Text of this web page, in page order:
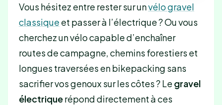
Vous hésitez entre rester sur unvélo gravel
classique et passer à l’électrique ? Ou vous
cherchez un vélo capable d’enchaîner
routes de campagne, chemins forestiers et
longues traversées en bikepacking sans
sacrifier vos genoux sur les côtes ? Le gravel
électriquerépond directement à ces